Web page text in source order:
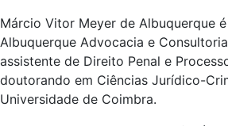
Márcio Vitor Meyer de Albuquerque
Albuquerque Advocacia e
assistente de Direito Penal e
doutorando em Ciências Jurídico-
Universidade de Coimbra.